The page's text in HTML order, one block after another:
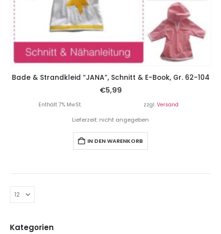
Bade & Strandkleid “JANA”, Schnitt & E-Book, Gr. 62-104
€5,99
Enthält 7% MwSt. zzgl. Versand
Lieferzeit: nicht angegeben
IN DEN WARENKORB
Kategorien